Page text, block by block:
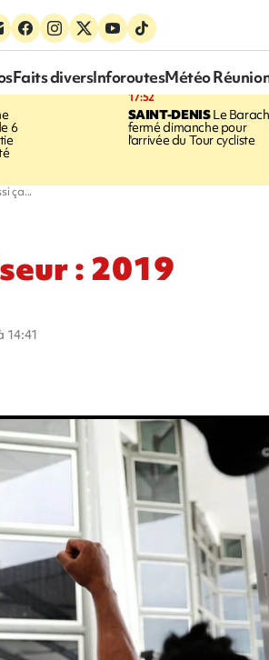
Faits diversInforoutesMétéo
6
17:52
SAINT-DENISLe
fermé dimanche pour
l'arrivée du Tour cycliste
ça...
: 2019
14:41